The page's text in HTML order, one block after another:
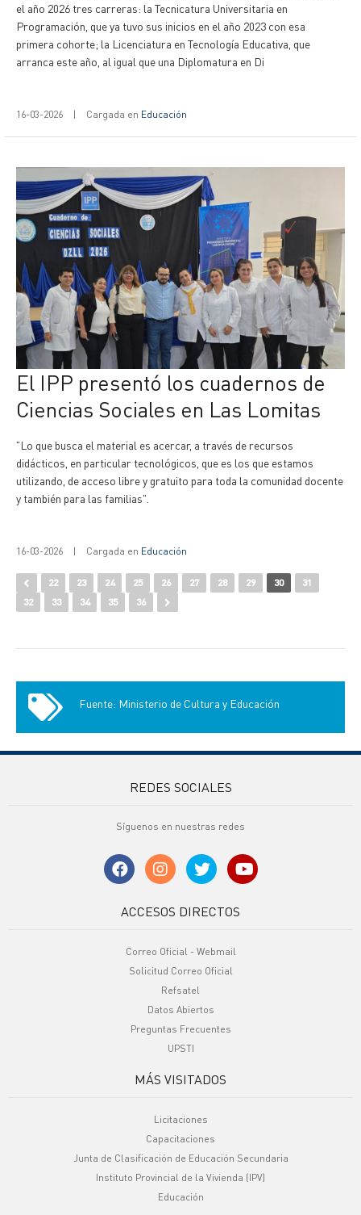
el año 2026 tres carreras: la Tecnicatura Universitaria en
Programación, que ya tuvo sus inicios en el año 2023 con esa
primera cohorte; la Licenciatura en Tecnología Educativa, que
arranca este año, al igual que una Diplomatura en Di
16-03-2026 | Cargada en Educación
El IPP presentó los cuadernos de
Ciencias Sociales en Las Lomitas
"Lo que busca el material es acercar, a través de recursos
didácticos, en particular tecnológicos, que es los que estamos
utilizando, de acceso libre y gratuito para toda la comunidad docente
y también para las familias".
16-03-2026 | Cargada en Educación
22 23 24 25 26 27 28 29 30
31
32
33 34 35 36
Fuente: Ministerio de Cultura y Educación
REDES SOCIALES
Síguenos en nuestras redes
ACCESOS DIRECTOS
Correo Oficial - Webmail
Solicitud Correo Oficial
Refsatel
Datos Abiertos
Preguntas Frecuentes
UPSTI
MÁS VISITADOS
Licitaciones
Capacitaciones
Junta de Clasificación de Educación Secundaria
Instituto Provincial de la Vivienda (IPV)
Educación